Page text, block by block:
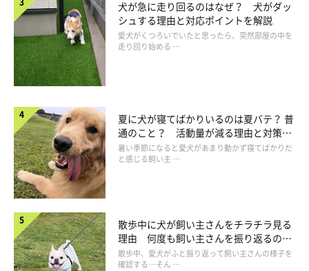
愛犬の災害用常備品②最悪の場合に備えて
犬が急に走り回るのはなぜ？ 犬がダッ
シュする理由と対応ポイントを解説
愛犬がくつろいでいたと思ったら、突然部屋の中を
走り回り始める …
夏に犬が寝てばかりいるのは夏バテ？ 普
通のこと？ 活動量が減る理由と対策と
は
暑い季節になると愛犬があまり動かず寝てばかりだ
と感じる飼い主 …
散歩中に犬が飼い主さんをチラチラ見る
理由 何度も飼い主さんを振り返るのは
なぜ？
散歩中、愛犬がふと振り返って飼い主さんの様子を
確認する…そん …